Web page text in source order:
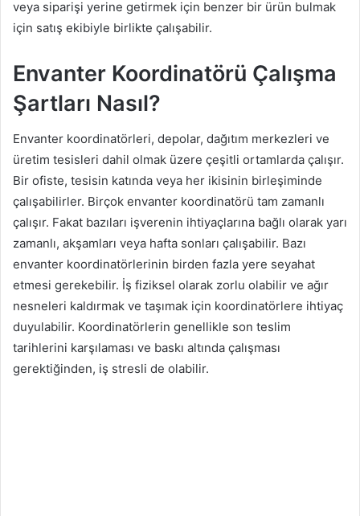
veya siparişi yerine getirmek için benzer bir ürün bulmak
için satış ekibiyle birlikte çalışabilir.
Envanter Koordinatörü Çalışma
Şartları Nasıl?
Envanter koordinatörleri, depolar, dağıtım merkezleri ve
üretim tesisleri dahil olmak üzere çeşitli ortamlarda çalışır.
Bir ofiste, tesisin katında veya her ikisinin birleşiminde
çalışabilirler. Birçok envanter koordinatörü tam zamanlı
çalışır. Fakat bazıları işverenin ihtiyaçlarına bağlı olarak yarı
zamanlı, akşamları veya hafta sonları çalışabilir. Bazı
envanter koordinatörlerinin birden fazla yere seyahat
etmesi gerekebilir. İş fiziksel olarak zorlu olabilir ve ağır
nesneleri kaldırmak ve taşımak için koordinatörlere ihtiyaç
duyulabilir. Koordinatörlerin genellikle son teslim
tarihlerini karşılaması ve baskı altında çalışması
gerektiğinden, iş stresli de olabilir.